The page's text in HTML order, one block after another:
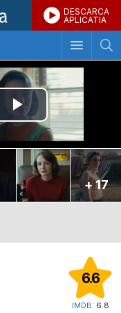
DESCARCA
APLICATIA
+ 17
6.6
IMDB: 6.8